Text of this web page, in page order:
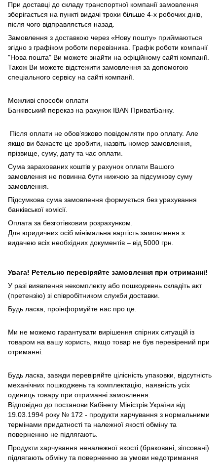
При доставці до складу транспортної компанії замовлення
зберігається на пункті видачі трохи більше 4-х робочих днів,
після чого відправляється назад.
Замовлення з доставкою через «Нову пошту» приймаються
згідно з графіком роботи перевізника. Графік роботи компанії
"Нова пошта" Ви можете знайти на офіційному сайті компанії.
Також Ви можете відстежити замовлення за допомогою
спеціального сервісу на сайті компанії.
Можливі способи оплати
Банківський переказ на рахунок IBAN ПриватБанку.
Після оплати не обов’язково повідомляти про оплату. Але
якщо ви бажаєте це зробити, назвіть номер замовлення,
прізвище, суму, дату та час оплати.
Сума зарахованих коштів у рахунок оплати Вашого
замовлення не повинна бути нижчою за підсумкову суму
замовлення.
Підсумкова сума замовлення формується без урахування
банківської комісії.
Оплата за безготівковим розрахунком.
Для юридичних осіб мінімальна вартість замовлення з
видачею всіх необхідних документів – від 5000 грн.
Увага! Ретельно перевіряйте замовлення при отриманні!
У разі виявлення некомплекту або пошкоджень складіть акт
(претензію) зі співробітником служби доставки.
Будь ласка, проінформуйте нас про це.
Ми не можемо гарантувати вирішення спірних ситуацій із
товаром на вашу користь, якщо товар не був перевірений при
отриманні.
Будь ласка, завжди перевіряйте цілісність упаковки, відсутність
механічних пошкоджень та комплектацію, наявність усіх
одиниць товару при отриманні замовлення.
Відповідно до постанови Кабінету Міністрів України від
19.03.1994 року № 172 - продукти харчування з нормальними
термінами придатності та належної якості обміну та
поверненню не підлягають.
Продукти харчування неналежної якості (браковані, зіпсовані)
підлягають обміну та поверненню за умови недотримання